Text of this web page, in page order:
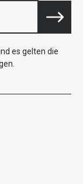
es gelten die